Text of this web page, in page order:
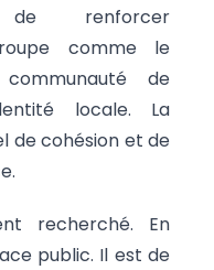
renforcer
comme le
de
locale. La
de cohésion et de
recherché. En
public. Il est de